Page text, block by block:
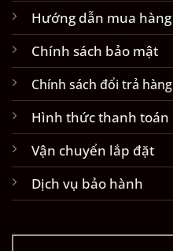
Hướng dẫn mua hàng
Chính sách bảo mật
Chính sách đổi trả hàng
Hình thức thanh toán
Vận chuyển lắp đặt
Dịch vụ bảo hành